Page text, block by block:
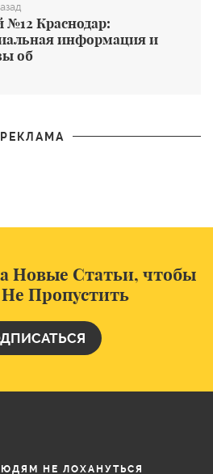
№12 Краснодар:
информация и
об
РЕКЛАМА
Новые Статьи, чтобы
Пропустить
НЕ ЛОХАНУТЬСЯ